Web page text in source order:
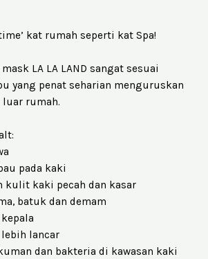
kat rumah seperti kat Spa!
LA LA LAND sangat sesuai
yang penat seharian menguruskan
luar rumah.
pada kaki
kulit kaki pecah dan kasar
batuk dan demam
lebih lancar
dan bakteria di kawasan kaki